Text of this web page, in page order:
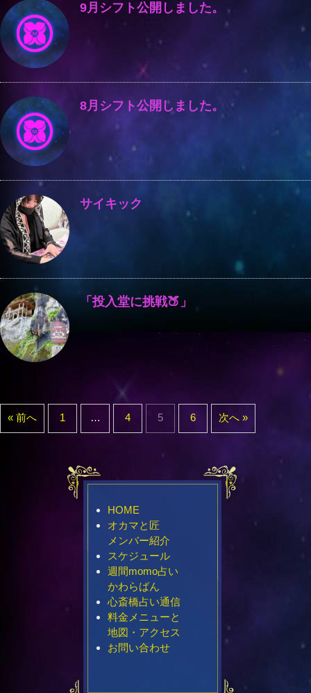
9月シフト公開しました。
8月シフト公開しました。
サイキック
「投入堂に挑戦🍑」
« 前へ 1 … 4 5 6 次へ »
HOME
オカマと匠
メンバー紹介
スケジュール
週間momo占い
かわらばん
心斎橋占い通信
料金メニューと
地図・アクセス
お問い合わせ